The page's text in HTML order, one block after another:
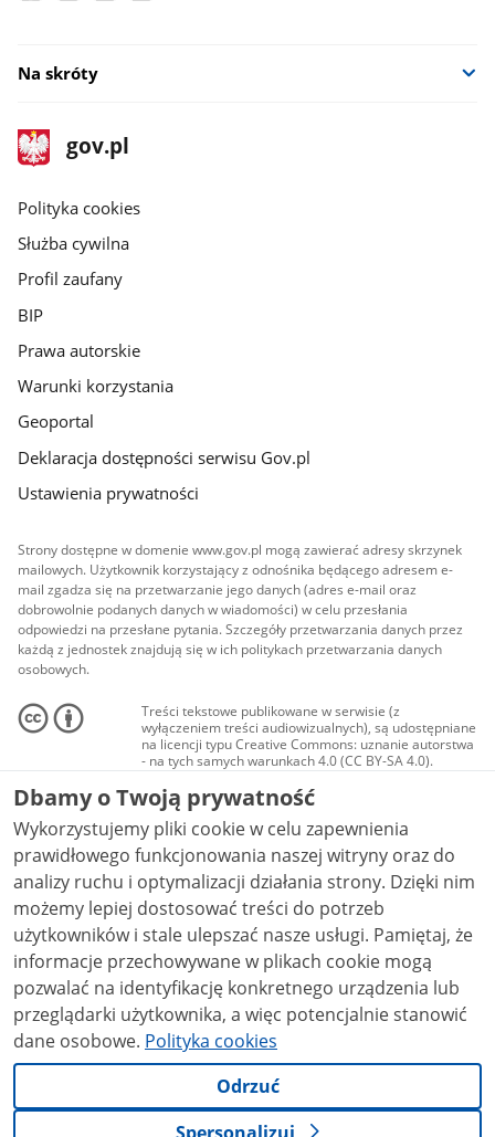
Na skróty
stopka
gov.pl
Strona
gov.pl
gov.pl
Polityka cookies
Służba cywilna
Profil zaufany
BIP
Prawa autorskie
Warunki korzystania
Geoportal
Deklaracja dostępności serwisu Gov.pl
Ustawienia prywatności
Strony dostępne w domenie www.gov.pl mogą zawierać adresy skrzynek
mailowych. Użytkownik korzystający z odnośnika będącego adresem e-
mail zgadza się na przetwarzanie jego danych (adres e-mail oraz
dobrowolnie podanych danych w wiadomości) w celu przesłania
odpowiedzi na przesłane pytania. Szczegóły przetwarzania danych przez
każdą z jednostek znajdują się w ich politykach przetwarzania danych
osobowych.
Treści tekstowe publikowane w serwisie (z
wyłączeniem treści audiowizualnych), są udostępniane
na licencji typu Creative Commons: uznanie autorstwa
- na tych samych warunkach 4.0 (CC BY-SA 4.0).
Materiały audiowizualne, w tym zdjęcia, materiały
audio i wideo, są udostępniane na licencji typu
Creative Commons: uznanie autorstwa użycie
niekomercyjne - bez utworów zależnych 4.0 (CC BY-
NC-ND 4.0), o ile nie jest to stwierdzone inaczej.
Dbamy o Twoją prywatność
Wykorzystujemy pliki cookie w celu zapewnienia
prawidłowego funkcjonowania naszej witryny oraz do
analizy ruchu i optymalizacji działania strony. Dzięki nim
możemy lepiej dostosować treści do potrzeb
użytkowników i stale ulepszać nasze usługi. Pamiętaj, że
informacje przechowywane w plikach cookie mogą
pozwalać na identyfikację konkretnego urządzenia lub
przeglądarki użytkownika, a więc potencjalnie stanowić
dane osobowe. Polityka cookies
Odrzuć